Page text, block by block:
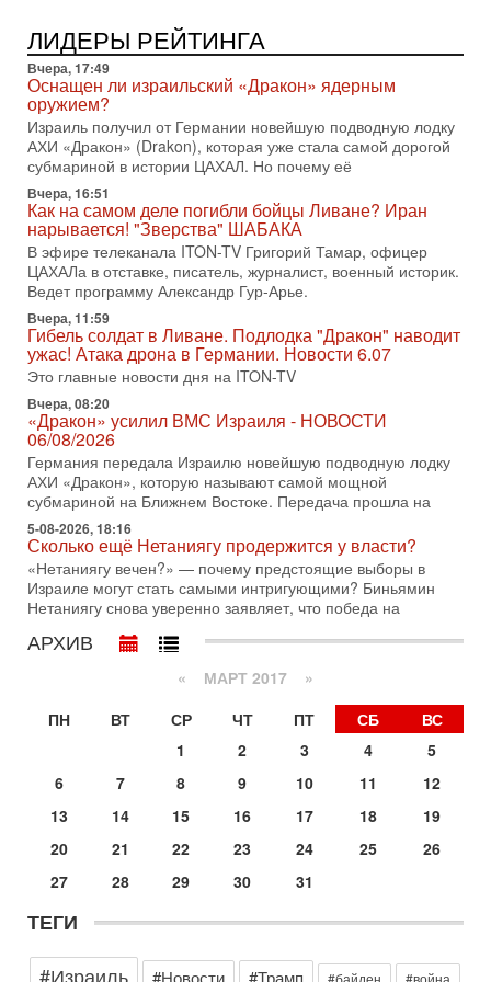
раз?
Голоса русскоязычных репатриантов не раз кардинально
меняли политический ландшафт Израиля. Достаточно
вспомнить взлет партии «Исраэль ба-алия», когда
31-07-2026, 17:00
Тайны закрытых дверей: о чём на самом деле
молчат Трамп и Нетаньяху?
Недавний визит премьер-министра Израиля Биньямина
Нетаньяху в США и его встреча с Дональдом Трампом
оставили больше вопросов, чем ответов. Полная
31-07-2026, 15:18
Иран готовит покушение на Нетаниягу! Трамп не
хочет эскалации, но КСИР готовит взрыв!
В эфире телеканала ITON-TV СЕРГЕЙ МИГДАЛЬ, эксперт
по вопросам безопасности, офицер запаса
Международного управления полиции Израиля, автор
31-07-2026, 09:02
Битва за разоружение ХАМАСа - НОВОСТИ
31/07/2026
Сегодня президент США Дональд Трамп заявил о
достижении исторического соглашения о полном
разоружении ХАМАСа и других вооруженных группировок в
Иран доведет Трампа до крайних мер? Разбор и
оценка от военного обозревателя Давида Шарпа
Ситуация вокруг противостояния Ирана и США накаляется
с каждым днем. Почему Трамп в самый последний момент
отменил решение о нанесении тяжелых ударов
30-07-2026, 16:54
Покупатель авиакомпании «Аркия» намерен
запретить полеты по субботам!
Вокруг возможной продажи авиакомпании «Аркия»
разгорается громкий конфликт.
Трамп готовит удар по Ирану - НОВОСТИ 30/07/2026
возможность масштабной военной операции против Ирана
после ракетной атаки на американскую базу в
Трамп взбешен атакой на базы! Иран играет с огнем.
В эфире телеканала ITON-TV политолог Цви Маген,
АМАН, глава спецслужбы "Натив", ‎Чрезвычайный и
ЛИДЕРЫ РЕЙТИНГА
Вчера, 17:49
Оснащен ли израильский «Дракон» ядерным
оружием?
Израиль получил от Германии новейшую подводную лодку
АХИ «Дракон» (Drakon), которая уже стала самой дорогой
субмариной в истории ЦАХАЛ. Но почему её
Вчера, 16:51
Как на самом деле погибли бойцы Ливане? Иран
нарывается! "Зверства" ШАБАКА
В эфире телеканала ITON-TV Григорий Тамар, офицер
ЦАХАЛа в отставке, писатель, журналист, военный историк.
Ведет программу Александр Гур-Арье.
Вчера, 11:59
Гибель солдат в Ливане. Подлодка "Дракон" наводит
ужас! Атака дрона в Германии. Новости 6.07
Это главные новости дня на ITON-TV
Вчера, 08:20
«Дракон» усилил ВМС Израиля - НОВОСТИ
06/08/2026
Германия передала Израилю новейшую подводную лодку
АХИ «Дракон», которую называют самой мощной
субмариной на Ближнем Востоке. Передача прошла на
5-08-2026, 18:16
Сколько ещё Нетаниягу продержится у власти?
«Нетаниягу вечен?» — почему предстоящие выборы в
Израиле могут стать самыми интригующими? Биньямин
Нетаниягу снова уверенно заявляет, что победа на
АРХИВ
« МАРТ 2017 »
ПН
ВТ СР ЧТ ПТ СБ
ВС
1
2 3 4
5
6
7 8 9 10 11
12
13
14 15 16 17 18
19
20
21 22 23 24 25
26
27
28 29 30 31
ТЕГИ
#Израиль
#Новости #Трамп